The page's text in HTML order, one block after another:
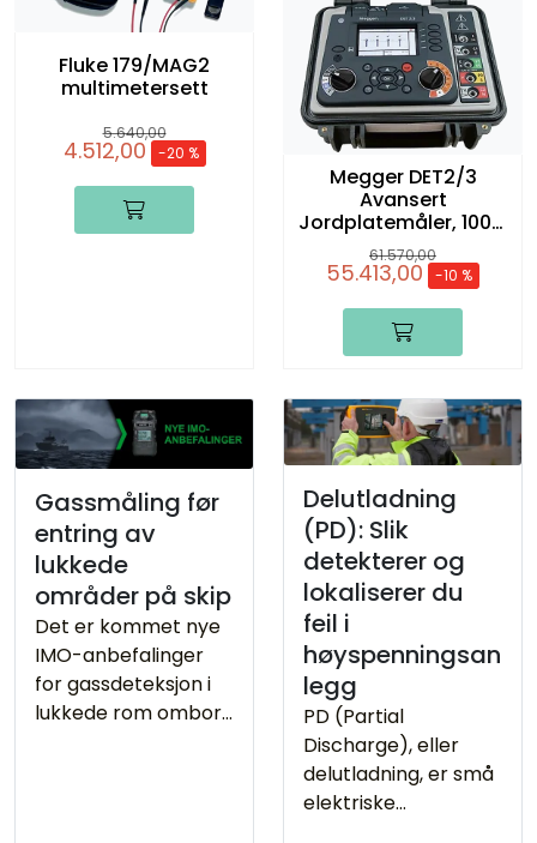
Fluke 179/MAG2
multimetersett
5.640,00
4.512,00 -20 %
Megger DET2/3
Avansert
Jordplatemåler, 100M
KIT, komplett
61.570,00
55.413,00 -10 %
Gassmåling før
entring av
lukkede
områder på skip
Det er kommet nye
IMO-anbefalinger
for gassdeteksjon i
lukkede rom ombord
Delutladning
(PD): Slik
detekterer og
lokaliserer du
feil i
høyspenningsan
legg
PD (Partial
Discharge), eller
delutladning, er små
elektriske